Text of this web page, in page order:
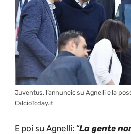
Juventus, l’annuncio su Agnelli e la
CalcioToday.it
E poi su Agnelli: “La gente